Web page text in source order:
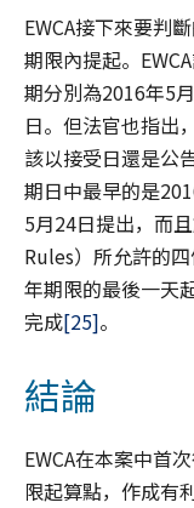
EWCA接下來要判
期限內提起。
期分別為2016年5
日。但法官也指出
該以接受日還是公
期日中最早的是
5月24日提出，而
Rules）所允許的
年期限的最後一天
完成[25]。
結論
EWCA在本案中首
限起算點，作成有